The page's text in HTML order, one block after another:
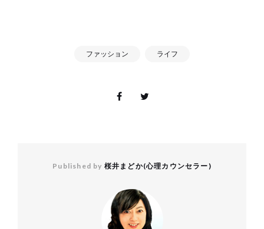
ファッション ライフ
Published by 桜井まどか(心理カウンセラー)